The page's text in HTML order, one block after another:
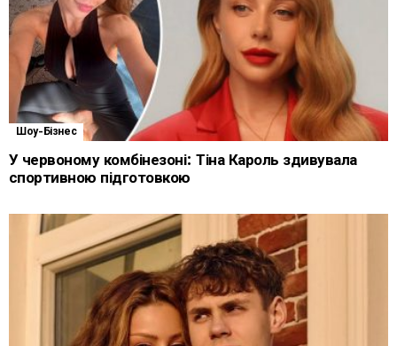
Шоу-Бізнес
У червоному комбінезоні: Тіна Кароль здивувала
спортивною підготовкою